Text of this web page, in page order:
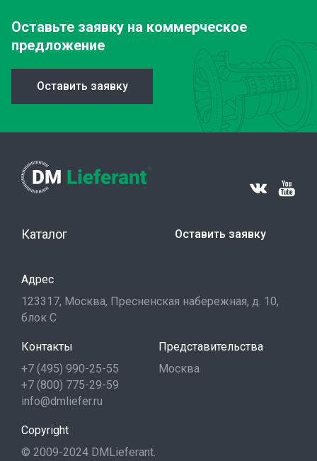
Оставьте заявку на коммерческое
предложение
Оставить заявку
Каталог Оставить заявку
Адрес
123317, Москва, Пресненская набережная, д. 10,
блок С
Контакты
+7 (495) 990-25-55
+7 (800) 775-29-59
info@dmliefer.ru
Представительства
Москва
Copyright
© 2009-2024 DMLieferant.